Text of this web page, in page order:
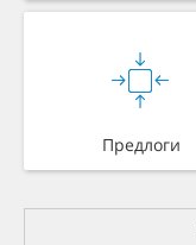
Предлоги